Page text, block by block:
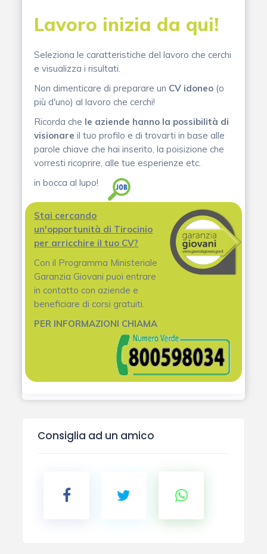
Lavoro inizia da qui!
Seleziona le caratteristiche del lavoro che cerchi
e visualizza i risultati.
Non dimenticare di preparare un CV idoneo (o
più d'uno) al lavoro che cerchi!
Ricorda che le aziende hanno la possibilità di
visionare il tuo profilo e di trovarti in base alle
parole chiave che hai inserito, la poisizione che
vorresti ricoprire, alle tue esperienze etc.
in bocca al lupo!
Stai cercando
un'opportunità di Tirocinio
per arricchire il tuo CV?
Con il Programma Ministeriale
Garanzia Giovani puoi entrare
in contatto con aziende e
beneficiare di corsi gratuiti.
PER INFORMAZIONI CHIAMA
Consiglia ad un amico